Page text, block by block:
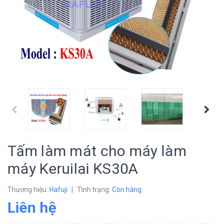
Tấm làm mát cho máy làm
máy Keruilai KS30A
Thương hiệu: Hafuji Tình trạng: Còn hàng
Liên hệ